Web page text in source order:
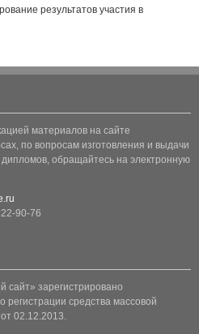
результатов участия в
материалов на сайте
по вопросам изготовления и выдачи
обращайтесь на электронную
90-76
сайт» зарегистрировано
регистрации средства массовой
02.12.2013.